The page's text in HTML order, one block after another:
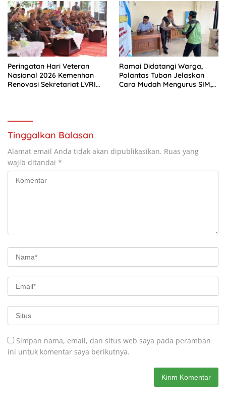
Peringatan Hari Veteran
Nasional 2026 Kemenhan
Renovasi Sekretariat LVRI
Ramai Didatangi Warga,
Polantas Tuban Jelaskan
Cara Mudah Mengurus SIM,
Tinggalkan Balasan
Alamat email Anda tidak akan dipublikasikan. Ruas yang
wajib ditandai *
Simpan nama, email, dan situs web saya pada peramban
ini untuk komentar saya berikutnya.